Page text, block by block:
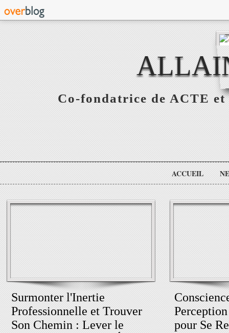
Co-fondatrice de ACTE
ACCUEIL
Surmonter l'Inertie
Professionnelle et Trouver
Son Chemin : Lever le
pour Se